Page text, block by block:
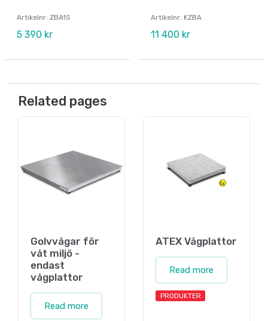
Artikelnr: ZBA1S
5 390 kr
Artikelnr: KZBA
11 400 kr
Related pages
Golvvågar för
våt miljö -
endast
vågplattor
Read more
ATEX Vågplattor
Read more
PRODUKTER